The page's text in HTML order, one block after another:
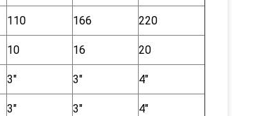
110 166 220
10 16 20
3" 3" 4"
3" 3" 4"